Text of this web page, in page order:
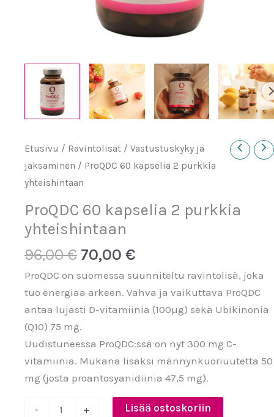
Etusivu / Ravintolisät / Vastustuskyky ja
jaksaminen / ProQDC 60 kapselia 2 purkkia
yhteishintaan
ProQDC 60 kapselia 2 purkkia
yhteishintaan
96,00€ Alkuperäinen
hinta
oli:
96,00 €.
70,00 €
hinta
on:
70,00 €.
ProQDC on suomessa suunniteltu ravintolisä, joka
tuo energiaa arkeen. Vahva ja vaikuttava ProQDC
antaa lujasti D-vitamiinia (100µg) sekä Ubikinonia
(Q10) 75 mg.
Uudistuneessa ProQDC:ssä on nyt 300 mg C-
vitamiinia. Mukana lisäksi männynkuoriuutetta 50
mg (josta proantosyanidiinia 47,5 mg).
- + Lisää ostoskoriin